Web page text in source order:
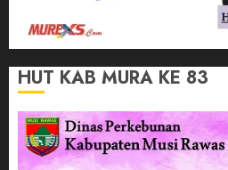
HUT KAB MURA KE 83